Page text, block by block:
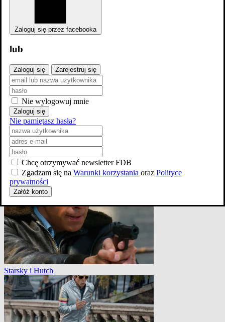
Ta nasza młodość
Starsky i Hutch
Zaloguj się przez facebooka
lub
Zaloguj się Zarejestruj się
Nie wylogowuj mnie
Zaloguj się
Nie pamiętasz hasła?
Chcę otrzymywać newsletter FDB
Zgadzam się na Warunki korzystania oraz Polityce
prywatności
Załóż konto